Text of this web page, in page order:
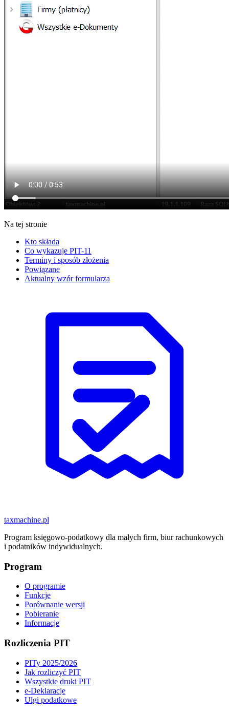
Na tej stronie
Kto składa
Co wykazuje PIT-11
Terminy i sposób złożenia
Powiązane
Aktualny wzór formularza
taxmachine.pl
Program księgowo-podatkowy dla małych firm, biur rachunkowych
i podatników indywidualnych.
Program
O programie
Funkcje
Porównanie wersji
Pobieranie
Informacje
Rozliczenia PIT
PITy 2025/2026
Jak rozliczyć PIT
Wszystkie druki PIT
e-Deklaracje
Ulgi podatkowe